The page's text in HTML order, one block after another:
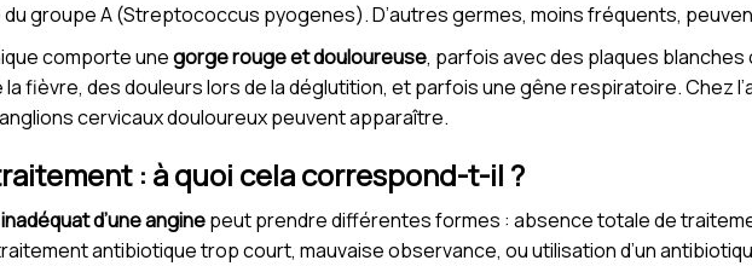
groupe A (Streptococcus pyogenes). D’autres germes, moins fréquents,
comporte unegorge rouge et douloureuse, parfois avec des plaques
la fièvre, des douleurs lors de la déglutition, et parfois une gêne respiratoire. Chez
cervicaux douloureux peuvent apparaître.
: à quoi cela correspond-t-il ?
d’une anginepeut prendre différentes formes : absence totale de
antibiotique trop court, mauvaise observance, ou utilisation d’un